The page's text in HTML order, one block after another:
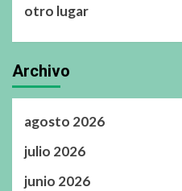
otro lugar
Archivo
agosto 2026
julio 2026
junio 2026